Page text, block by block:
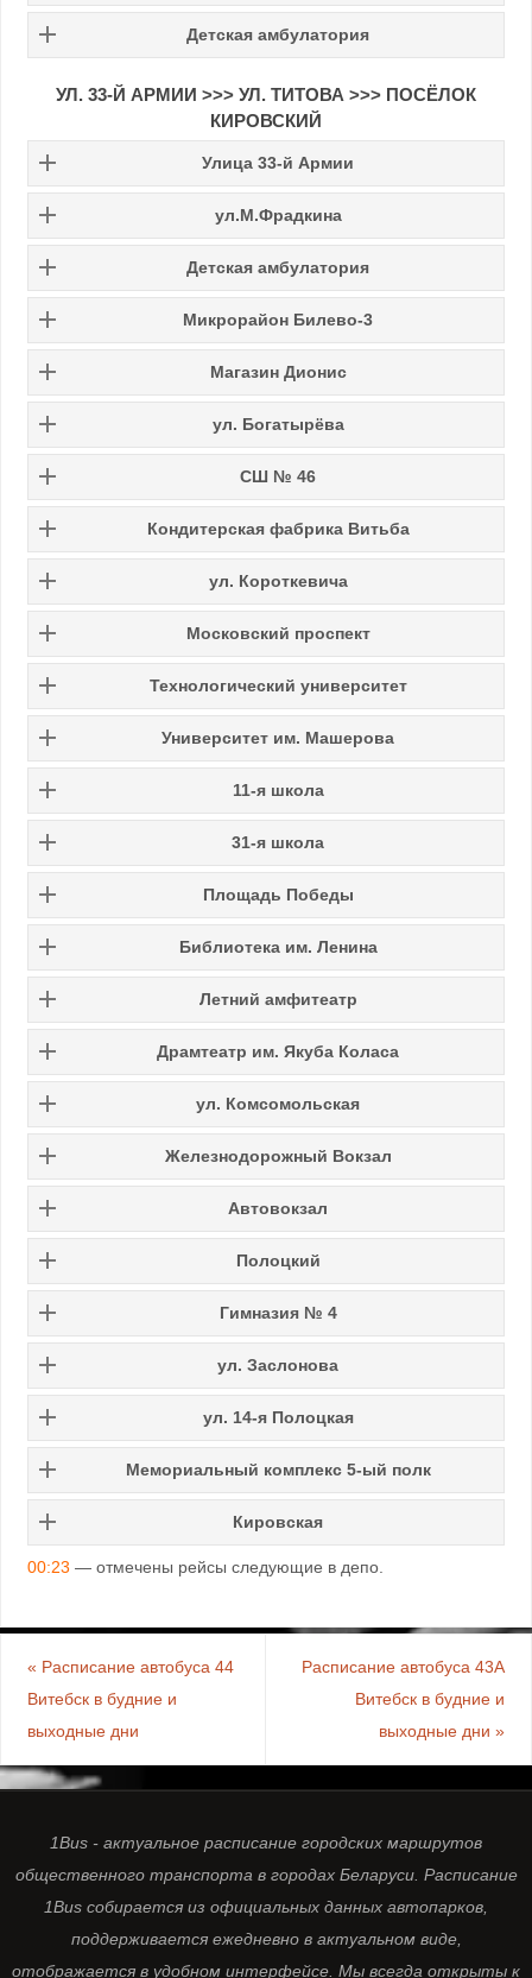
Детская амбулатория
УЛ. 33-Й АРМИИ >>> УЛ. ТИТОВА >>> ПОСЁЛОК
КИРОВСКИЙ
Улица 33-й Армии
ул.М.Фрадкина
Детская амбулатория
Микрорайон Билево-3
Магазин Дионис
ул. Богатырёва
СШ № 46
Кондитерская фабрика Витьба
ул. Короткевича
Московский проспект
Технологический университет
Университет им. Машерова
11-я школа
31-я школа
Площадь Победы
Библиотека им. Ленина
Летний амфитеатр
Драмтеатр им. Якуба Коласа
ул. Комсомольская
Железнодорожный Вокзал
Автовокзал
Полоцкий
Гимназия № 4
ул. Заслонова
ул. 14-я Полоцкая
Мемориальный комплекс 5-ый полк
Кировская
00:23 — отмечены рейсы следующие в депо.
« Расписание автобуса 44
Витебск в будние и
выходные дни
Расписание автобуса 43А
Витебск в будние и
выходные дни»
1Bus - актуальное расписание городских маршрутов
общественного транспорта в городах Беларуси. Расписание
1Bus собирается из официальных данных автопарков,
поддерживается ежедневно в актуальном виде,
отображается в удобном интерфейсе. Мы всегда открыты к